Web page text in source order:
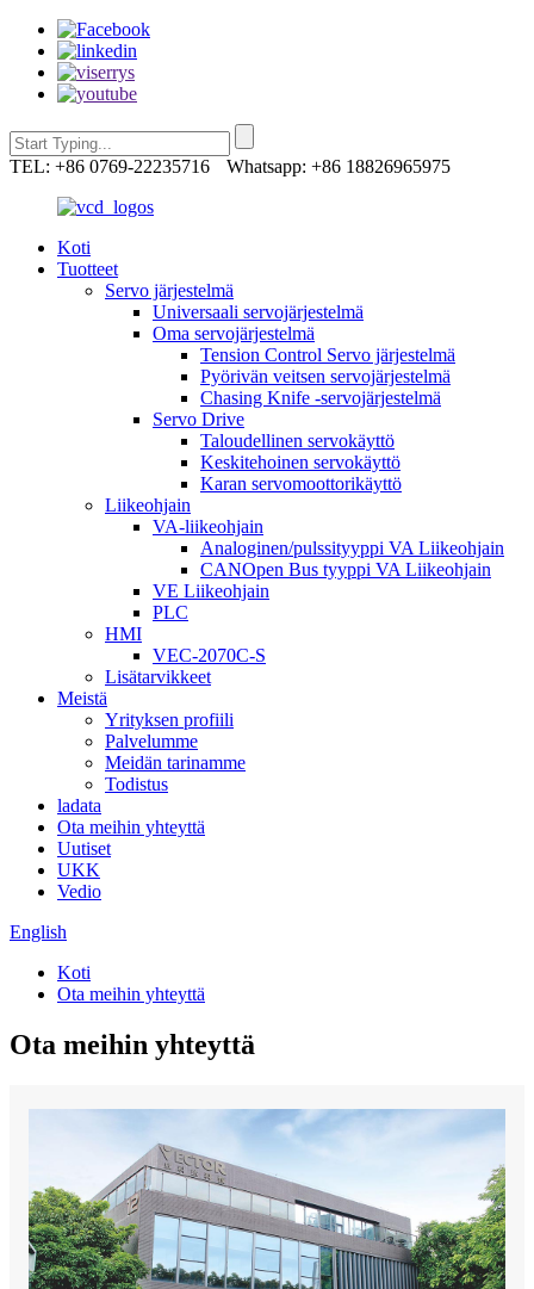
TEL: +86 0769-22235716 Whatsapp: +86 18826965975
Koti
Tuotteet
Servo järjestelmä
Universaali servojärjestelmä
Oma servojärjestelmä
Tension Control Servo järjestelmä
Pyörivän veitsen servojärjestelmä
Chasing Knife -servojärjestelmä
Servo Drive
Taloudellinen servokäyttö
Keskitehoinen servokäyttö
Karan servomoottorikäyttö
Liikeohjain
VA-liikeohjain
Analoginen/pulssityyppi VA Liikeohjain
CANOpen Bus tyyppi VA Liikeohjain
VE Liikeohjain
PLC
HMI
VEC-2070C-S
Lisätarvikkeet
Meistä
Yrityksen profiili
Palvelumme
Meidän tarinamme
Todistus
ladata
Ota meihin yhteyttä
Uutiset
UKK
Vedio
English
Koti
Ota meihin yhteyttä
Ota meihin yhteyttä